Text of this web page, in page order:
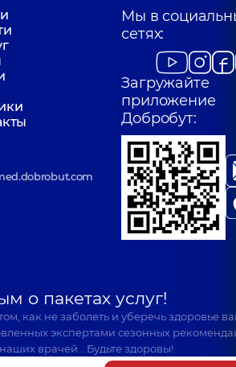
Мы в
сетях:
Загружайте
приложение
Добробут:
о пакетах услуг!
как не заболеть и уберечь здоровье
экспертами сезонных
врачей… Будьте здоровы!